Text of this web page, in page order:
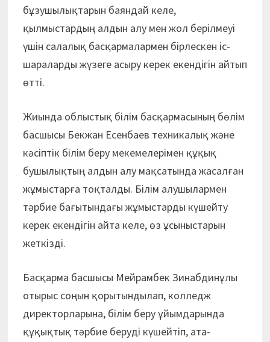
бұзушылықтарын баяндай келе,
қылмыстардың алдын алу мен жол берілмеуі
үшін салалық басқармалармен бірлескен іс-
шараларды жүзеге асыру керек екендігін айтып
өтті.
Жиында облыстық білім басқар­масының бөлім
басшысы Бекжан Есенбаев техникалық және
кәсіптік білім беру мекемелерімен құқық
бушылықтың алдын алу мақсатында жасалған
жұмыстарға тоқталды. Білім алушылармен
тәрбие бағытындағы жұмыстарды күшейту
керек екендігін айта келе, өз ұсыныстарын
жеткізді.
Басқарма басшысы Мейрамбек Зинабдинұлы
отырыс соңын қоры­тын­дылап, колледж
директорларына, білім беру ұйымдарында
құқықтық тәрбие беруді күшейтіп, ата-